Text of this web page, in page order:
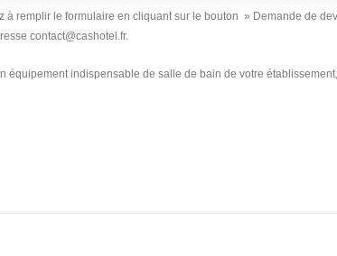
à remplir le formulaire en cliquant sur le bouton » Demande de
contact@cashotel.fr.
équipement indispensable de salle de bain de votre